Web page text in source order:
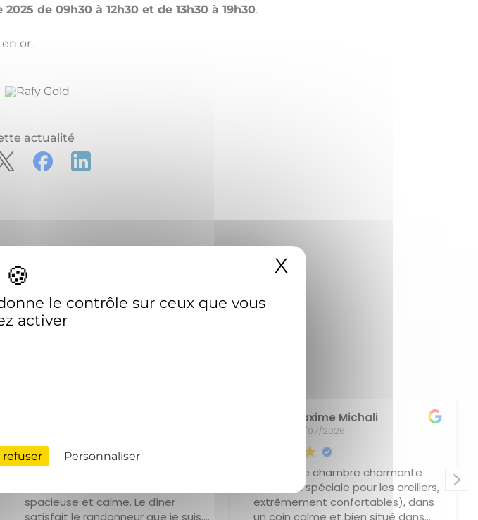
le contrôle sur ceux que vous
activer
refuser Personnaliser
X Masquer le
de 09h30 à 12h30 et de 13h30 à 19h30.
or.
actualité
spacieuse et calme. Le dîner
satisfait le randonneur que je suis.
Maxime Michali
05/07/2026
Une petite chambre charmante
(mention spéciale pour les oreillers,
extrêmement confortables), dans
un coin calme et bien situé dans